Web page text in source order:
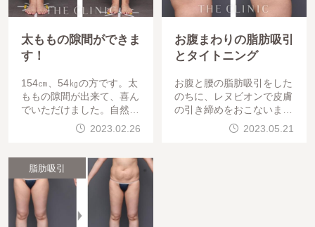
太ももの隙間ができま
す！
154㎝、54㎏の方です。太
ももの隙間が出来て、喜ん
でいただけました。自然に
足がながく見えますね。
2023.02.26
お腹まわりの脂肪吸引
とタイトニング
お腹と腰の脂肪吸引をした
のちに、レヌビオンで皮膚
の引き締めをおこないまし
2023.05.21
脂肪吸引